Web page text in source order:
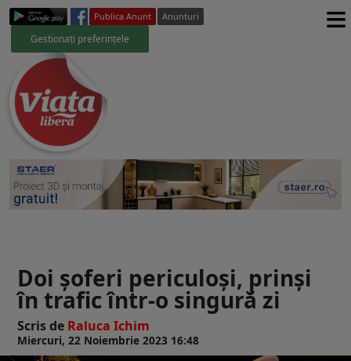
Publica Anunt Anunturi
Gestionați preferințele ≡
Doi şoferi periculoşi, prinşi
în trafic într-o singură zi
Scris de Raluca Ichim
Miercuri, 22 Noiembrie 2023 16:48